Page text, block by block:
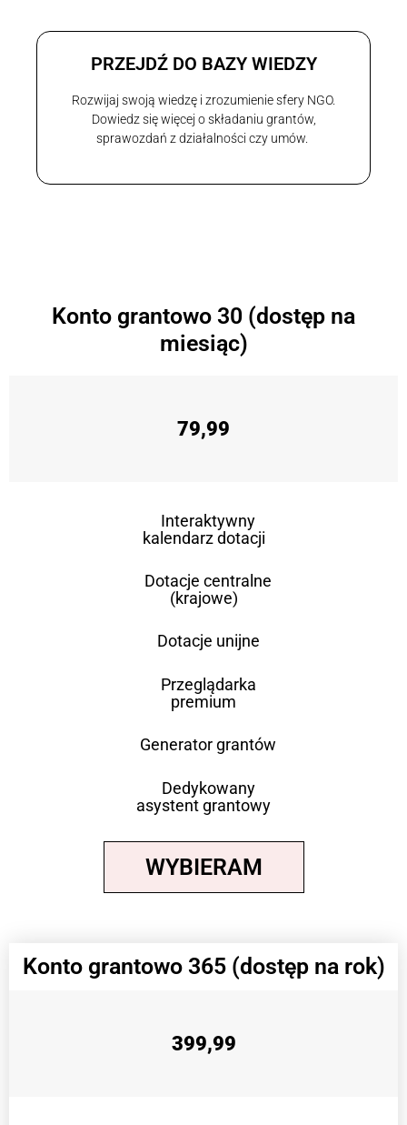
PRZEJDŹ DO BAZY WIEDZY
Rozwijaj swoją wiedzę i zrozumienie sfery NGO.
Dowiedz się więcej o składaniu grantów,
sprawozdań z działalności czy umów.
Konto grantowo 30 (dostęp na
miesiąc)
79,99
Interaktywny
kalendarz dotacji
Dotacje centralne
(krajowe)
Dotacje unijne
Przeglądarka
premium
Generator grantów
Dedykowany
asystent grantowy
WYBIERAM
Konto grantowo 365 (dostęp na rok)
399,99